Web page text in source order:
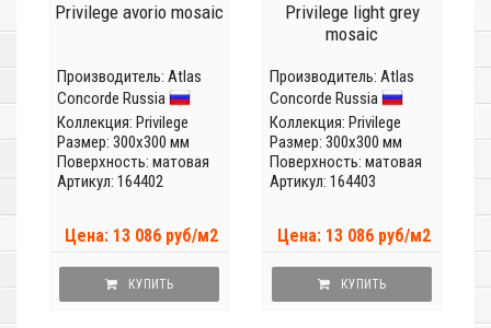
Privilege avorio mosaic
Производитель: Atlas
Concorde Russia
Коллекция: Privilege
Размер: 300x300 мм
Поверхность: матовая
Артикул: 164402
Цена: 13 086 руб/м2
КУПИТЬ
Privilege light grey
mosaic
Производитель: Atlas
Concorde Russia
Коллекция: Privilege
Размер: 300x300 мм
Поверхность: матовая
Артикул: 164403
Цена: 13 086 руб/м2
КУПИТЬ